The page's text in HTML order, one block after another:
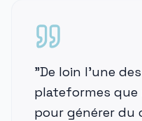
"De loin l'une
plateformes
pour générer du